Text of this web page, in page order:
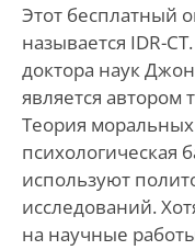
Этот бесплатный
называется IDR-
доктора наук
является
Теория
психологическая
используют
исследований.
на научные